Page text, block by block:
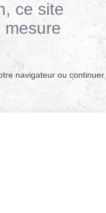
ce site
mesure
navigateur ou continuer